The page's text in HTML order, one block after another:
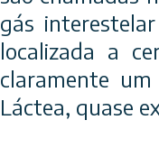
gás
localizada a
claramente
Láctea, quase